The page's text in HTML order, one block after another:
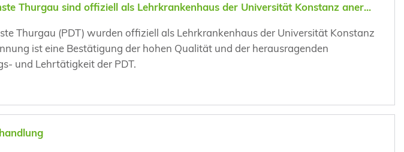
Thurgau sind offiziell als Lehrkrankenhaus der Universität Konstanz aner...
Thurgau (PDT) wurden offiziell als Lehrkrankenhaus der Universität Konstanz
ist eine Bestätigung der hohen Qualität und der herausragenden
und Lehrtätigkeit der PDT.